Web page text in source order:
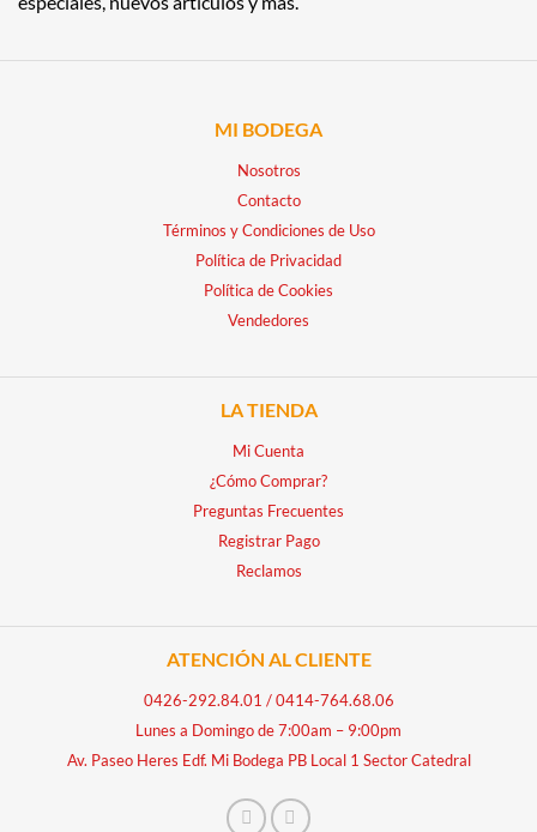
MI BODEGA
Nosotros
Contacto
Términos y Condiciones de Uso
Política de Privacidad
Política de Cookies
Vendedores
LA TIENDA
Mi Cuenta
¿Cómo Comprar?
Preguntas Frecuentes
Registrar Pago
Reclamos
ATENCIÓN AL CLIENTE
0426-292.84.01 /0414-764.68.06
Lunes a Domingo de 7:00am – 9:00pm
Av. Paseo Heres Edf. Mi Bodega PB Local 1 Sector Catedral